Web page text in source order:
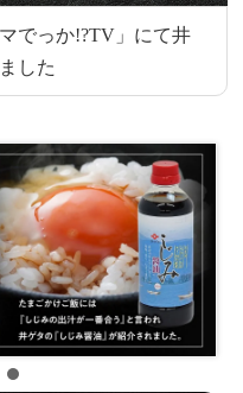
でっか!?TV」にて井
した